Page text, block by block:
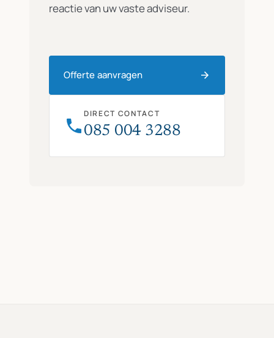
reactie van uw vaste adviseur.
Offerte aanvragen
DIRECT CONTACT
085 004 3288